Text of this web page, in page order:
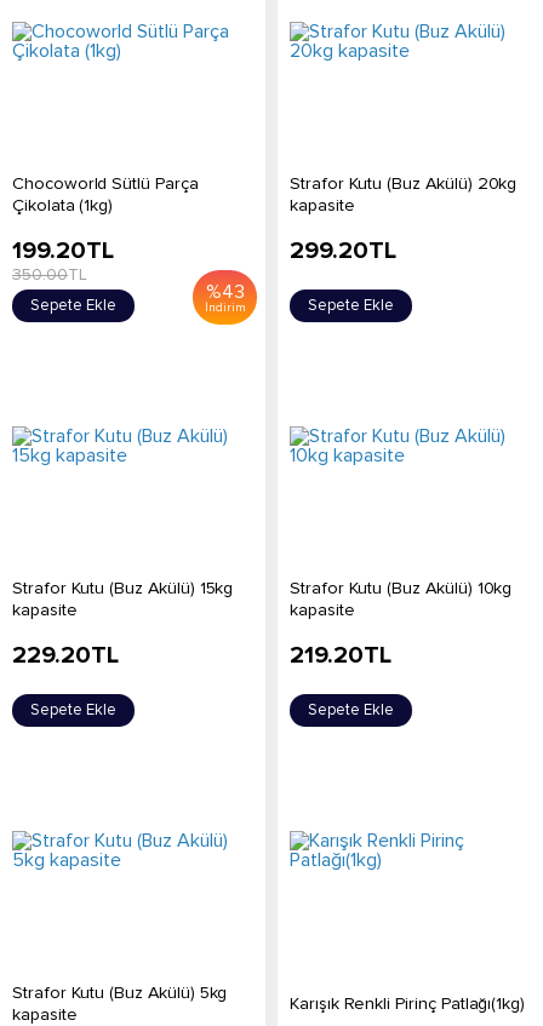
Chocoworld Sütlü Parça
Çikolata (1kg)
%43
İndirim
199.20TL
350.00TL
Sepete Ekle
Strafor Kutu (Buz Akülü) 20kg
kapasite
299.20TL
Sepete Ekle
Strafor Kutu (Buz Akülü) 15kg
kapasite
229.20TL
Sepete Ekle
Strafor Kutu (Buz Akülü) 10kg
kapasite
219.20TL
Sepete Ekle
Strafor Kutu (Buz Akülü) 5kg
kapasite
Karışık Renkli Pirinç Patlağı(1kg)